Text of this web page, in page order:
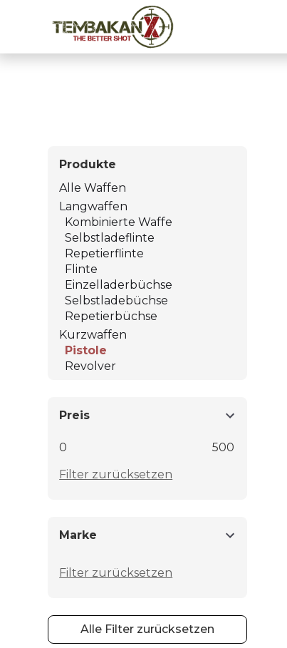
Produkte
Alle Waffen
Langwaffen
Kombinierte Waffe
Selbstladeflinte
Repetierflinte
Flinte
Einzelladerbüchse
Selbstladebüchse
Repetierbüchse
Kurzwaffen
Pistole
Revolver
Preis
0
500
Filter zurücksetzen
Marke
Filter zurücksetzen
Alle Filter zurücksetzen